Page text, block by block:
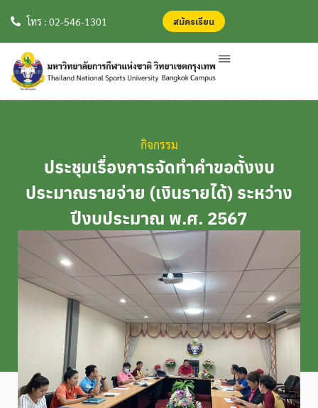
โทร : 02-546-1301 สมัครเรียน
กิจกรรม
ประชุมเรื่องการจัดทำคำขอตั้งงบ
ประมาณรายจ่าย (เงินรายได้) ระหว่าง
ปีงบประมาณ พ.ศ. 2567